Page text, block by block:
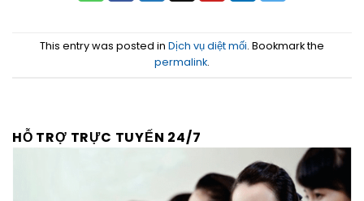
This entry was posted in Dịch vụ diệt mối. Bookmark the
permalink.
HỖ TRỢ TRỰC TUYẾN 24/7